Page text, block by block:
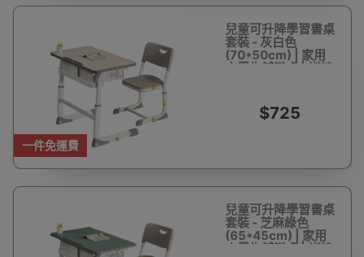
一件免運費
兒童可升降學習書桌
套裝 - 灰白色
(70*50cm) | 家用
小學生輔導桌 | 訓練
$725
兒童可升降學習書桌
套裝 - 芝麻綠色
(65*45cm) | 家用
小學生輔導桌 | 訓練